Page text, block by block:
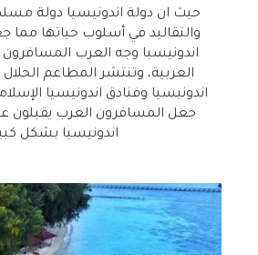
حيث ان دولة اندونيسيا دولة
والتقاليد في أسلوب حياتها مما
اندونيسيا وجه العرب
العربية، وتنتشر المطاعم
اندونيسيا وفنادق اندونيسيا
جعل المسافرون العرب يقبلون
اندونيسيا بشكل